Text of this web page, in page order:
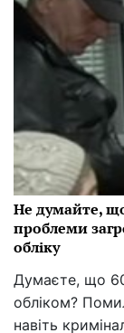
Не думайте,
проблеми
обліку
Думаєте, що 60
обліком?
навіть